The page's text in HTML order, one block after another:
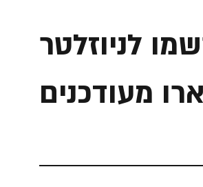
לניוזלטר
מעודכנים